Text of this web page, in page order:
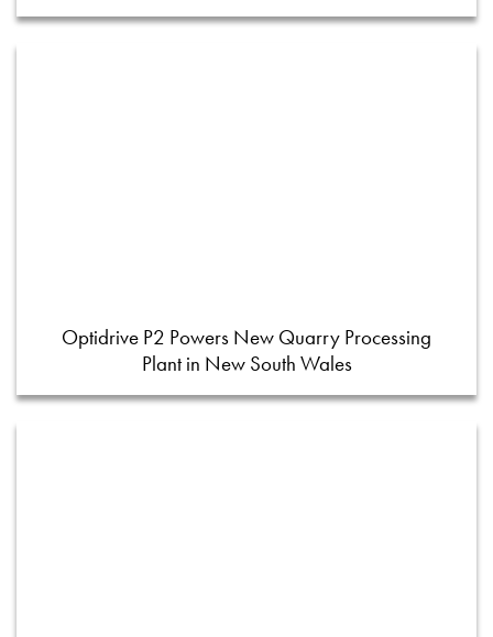
Optidrive P2 Powers New Quarry Processing
Plant in New South Wales